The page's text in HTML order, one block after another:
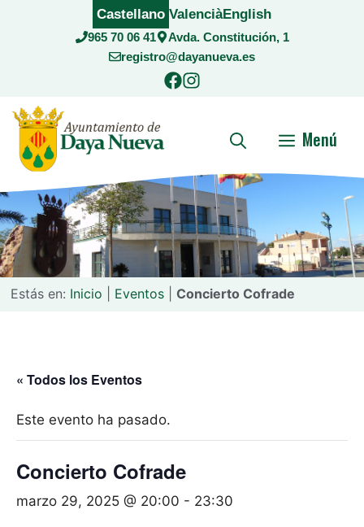
965 70 06 41
Avda. Constitución, 1
registro@dayanueva.es
Castellano ValenciàEnglish
Menú
Estás en: Inicio Eventos |Concierto Cofrade
« Todos los Eventos
Este evento ha pasado.
Concierto Cofrade
marzo 29, 2025 @ 20:00 - 23:30